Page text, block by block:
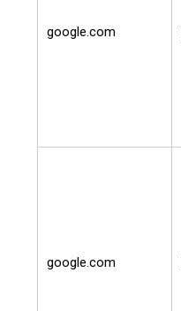
google.com
google.com